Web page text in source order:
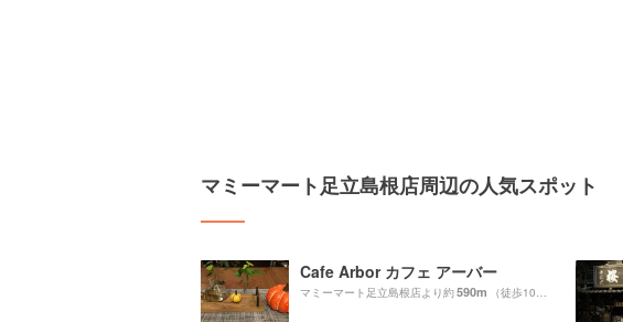
マミーマート足立島根店周辺の人気スポット
Cafe Arbor カフェ アーバー
マミーマート足立島根店より約590m （徒歩10分）